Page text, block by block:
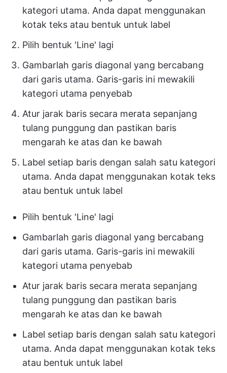
kategori utama. Anda dapat menggunakan
kotak teks atau bentuk untuk label
Pilih bentuk 'Line' lagi
Gambarlah garis diagonal yang bercabang
dari garis utama. Garis-garis ini mewakili
kategori utama penyebab
Atur jarak baris secara merata sepanjang
tulang punggung dan pastikan baris
mengarah ke atas dan ke bawah
Label setiap baris dengan salah satu kategori
utama. Anda dapat menggunakan kotak teks
atau bentuk untuk label
Pilih bentuk 'Line' lagi
Gambarlah garis diagonal yang bercabang
dari garis utama. Garis-garis ini mewakili
kategori utama penyebab
Atur jarak baris secara merata sepanjang
tulang punggung dan pastikan baris
mengarah ke atas dan ke bawah
Label setiap baris dengan salah satu kategori
utama. Anda dapat menggunakan kotak teks
atau bentuk untuk label